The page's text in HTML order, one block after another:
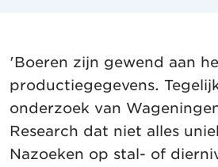
'Boeren zijn gewend aan
productiegegevens.
onderzoek van
Research dat niet alles
Nazoeken op stal- of